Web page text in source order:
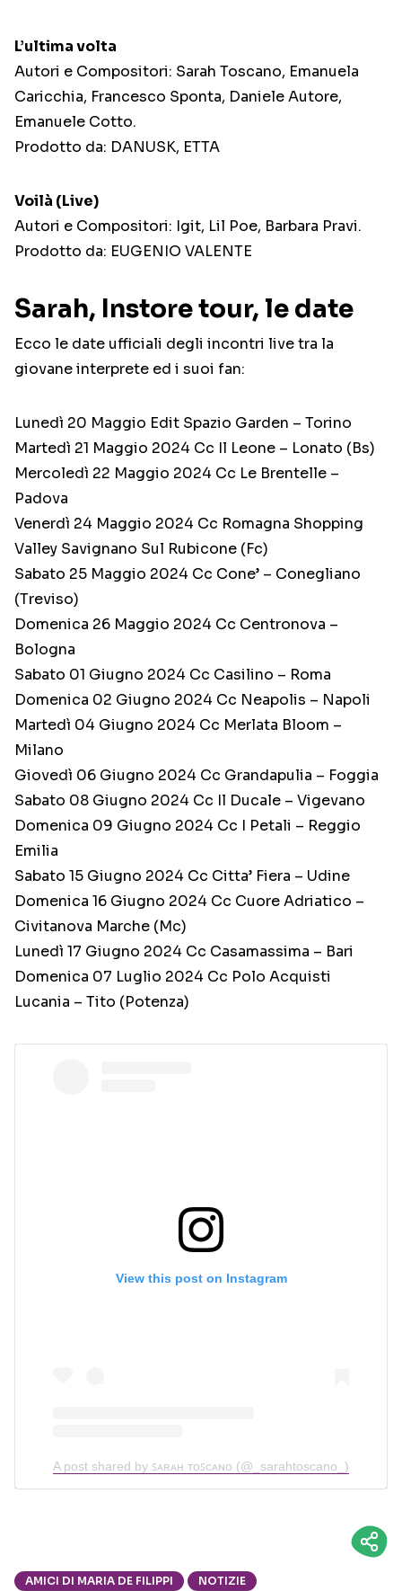
L’ultima volta
Autori e Compositori: Sarah Toscano, Emanuela
Caricchia, Francesco Sponta, Daniele Autore,
Emanuele Cotto.
Prodotto da: DANUSK, ETTA
Voilà (Live)
Autori e Compositori: Igit, Lil Poe, Barbara Pravi.
Prodotto da: EUGENIO VALENTE
Sarah, Instore tour, le date
Ecco le date ufficiali degli incontri live tra la
giovane interprete ed i suoi fan:
Lunedì 20 Maggio Edit Spazio Garden – Torino
Martedì 21 Maggio 2024 Cc Il Leone – Lonato (Bs)
Mercoledì 22 Maggio 2024 Cc Le Brentelle –
Padova
Venerdì 24 Maggio 2024 Cc Romagna Shopping
Valley Savignano Sul Rubicone (Fc)
Sabato 25 Maggio 2024 Cc Cone’ – Conegliano
(Treviso)
Domenica 26 Maggio 2024 Cc Centronova –
Bologna
Sabato 01 Giugno 2024 Cc Casilino – Roma
Domenica 02 Giugno 2024 Cc Neapolis – Napoli
Martedì 04 Giugno 2024 Cc Merlata Bloom –
Milano
Giovedì 06 Giugno 2024 Cc Grandapulia – Foggia
Sabato 08 Giugno 2024 Cc Il Ducale – Vigevano
Domenica 09 Giugno 2024 Cc I Petali – Reggio
Emilia
Sabato 15 Giugno 2024 Cc Citta’ Fiera – Udine
Domenica 16 Giugno 2024 Cc Cuore Adriatico –
Civitanova Marche (Mc)
Lunedì 17 Giugno 2024 Cc Casamassima – Bari
Domenica 07 Luglio 2024 Cc Polo Acquisti
Lucania – Tito (Potenza)
View this post on Instagram
A post shared by ꜱᴀʀᴀʜ ᴛᴏꜱᴄᴀɴᴏ (@_sarahtoscano_)
AMICI DI MARIA DE FILIPPI NOTIZIE